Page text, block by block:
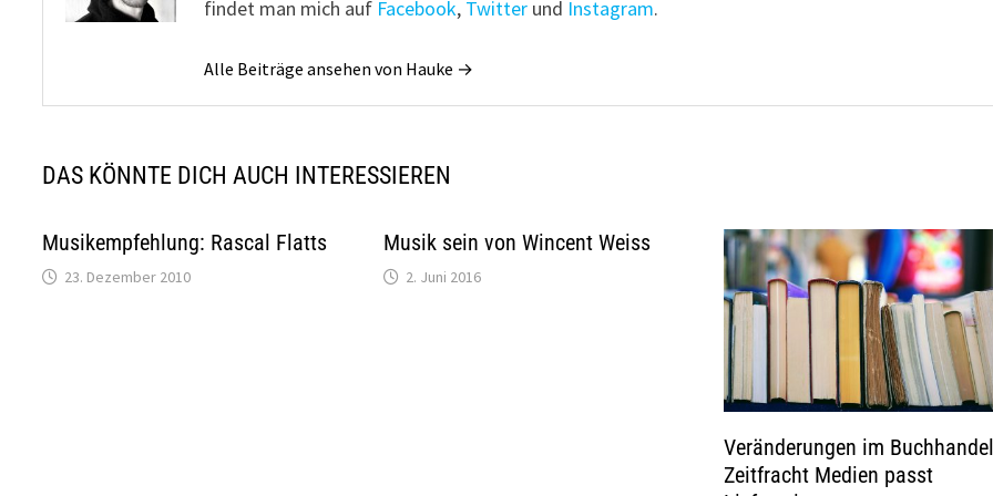
findet man mich auf Facebook, Twitter und Instagram.
Alle Beiträge ansehen von Hauke →
DAS KÖNNTE DICH AUCH INTERESSIEREN
Musikempfehlung: Rascal Flatts
23. Dezember 2010
Musik sein von Wincent Weiss
2. Juni 2016
Veränderungen im
Zeitfracht Medien passt